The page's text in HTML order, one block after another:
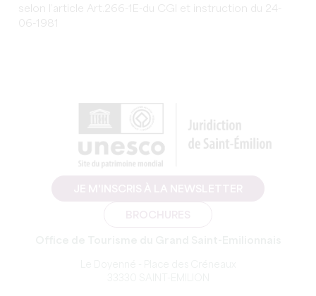
selon l’article Art.266-1E-du CGI et instruction du 24-
06-1981